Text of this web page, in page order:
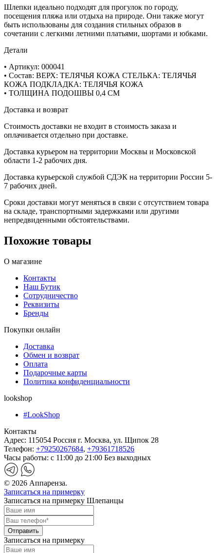
Шлепки идеально подходят для прогулок по городу,
посещения пляжа или отдыха на природе. Они также могут
быть использованы для создания стильных образов в
сочетании с легкими летними платьями, шортами и юбками.
Детали
• Артикул: 000041
• Состав: ВЕРХ: ТЕЛЯЧЬЯ КОЖА СТЕЛЬКА: ТЕЛЯЧЬЯ
КОЖА ПОДКЛАДКА: ТЕЛЯЧЬЯ КОЖА
• ТОЛЩИНА ПОДОШВЫ 0,4 СМ
Доставка и возврат
Стоимость доставки не входит в стоимость заказа и
оплачивается отдельно при доставке.
Доставка курьером на территории Москвы и Московской
области 1-2 рабочих дня.
Доставка курьерской службой СДЭК на территории России 5-
7 рабочих дней.
Сроки доставки могут меняться в связи с отсутствием товара
на складе, транспортными задержками или другими
непредвиденными обстоятельствами.
Похожие товары
О магазине
Контакты
Наш Бутик
Сотрудничество
Реквизиты
Бренды
Покупки онлайн
Доставка
Обмен и возврат
Оплата
Подарочные карты
Политика конфиденциальности
lookshop
#LookShop
Контакты
Адрес: 115054 Россия г. Москва, ул. Щипок 28
Телефон: +79250267684, +79361718526
Часы работы: с 11:00 до 21:00 Без выходных
© 2026 Аппаренза.
Записаться на примерку
Записаться на примерку Шлепанцы
Записаться на примерку